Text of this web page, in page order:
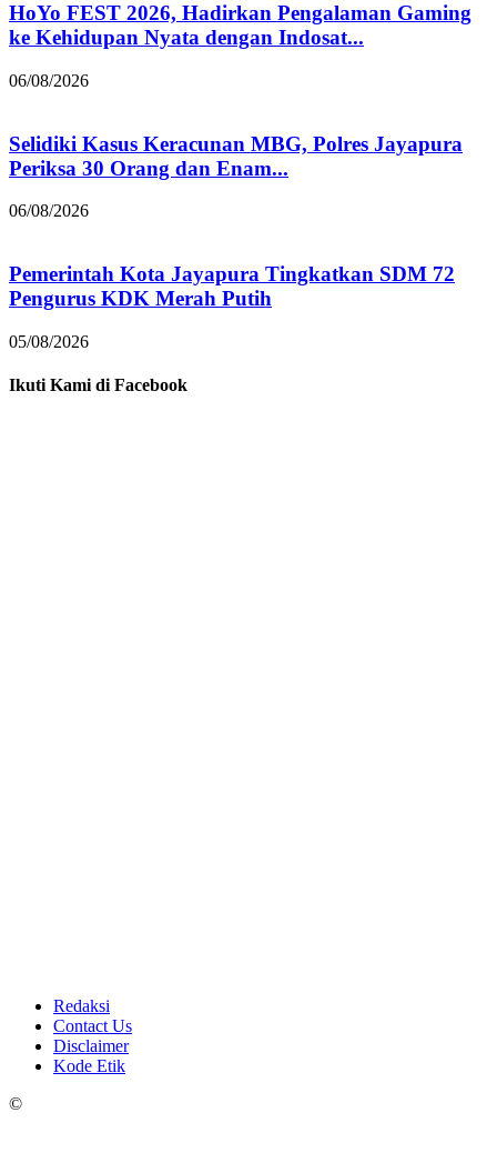
HoYo FEST 2026, Hadirkan Pengalaman Gaming
ke Kehidupan Nyata dengan Indosat...
06/08/2026
Selidiki Kasus Keracunan MBG, Polres Jayapura
Periksa 30 Orang dan Enam...
06/08/2026
Pemerintah Kota Jayapura Tingkatkan SDM 72
Pengurus KDK Merah Putih
05/08/2026
Ikuti Kami di Facebook
Redaksi
Contact Us
Disclaimer
Kode Etik
©